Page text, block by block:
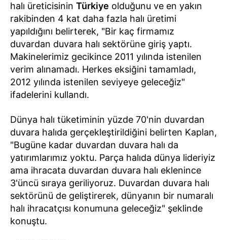
halı üreticisinin Türkiye olduğunu ve en yakın
rakibinden 4 kat daha fazla halı üretimi
yapıldığını belirterek, "Bir kaç firmamız
duvardan duvara halı sektörüne giriş yaptı.
Makinelerimiz gecikince 2011 yılında istenilen
verim alınamadı. Herkes eksiğini tamamladı,
2012 yılında istenilen seviyeye geleceğiz"
ifadelerini kullandı.
Dünya halı tüketiminin yüzde 70'nin duvardan
duvara halıda gerçekleştirildiğini belirten Kaplan,
"Bugüne kadar duvardan duvara halı da
yatırımlarımız yoktu. Parça halıda dünya lideriyiz
ama ihracata duvardan duvara halı eklenince
3'üncü sıraya geriliyoruz. Duvardan duvara halı
sektörünü de geliştirerek, dünyanın bir numaralı
halı ihracatçısı konumuna geleceğiz" şeklinde
konuştu.